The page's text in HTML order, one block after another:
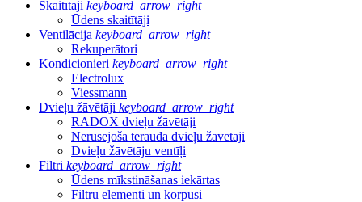
Skaitītāji keyboard_arrow_right
Ūdens skaitītāji
Ventilācija keyboard_arrow_right
Rekuperātori
Kondicionieri keyboard_arrow_right
Electrolux
Viessmann
Dvieļu žāvētāji keyboard_arrow_right
RADOX dvieļu žāvētāji
Nerūsējošā tērauda dvieļu žāvētāji
Dvieļu žāvētāju ventīļi
Filtri keyboard_arrow_right
Ūdens mīkstināšanas iekārtas
Filtru elementi un korpusi